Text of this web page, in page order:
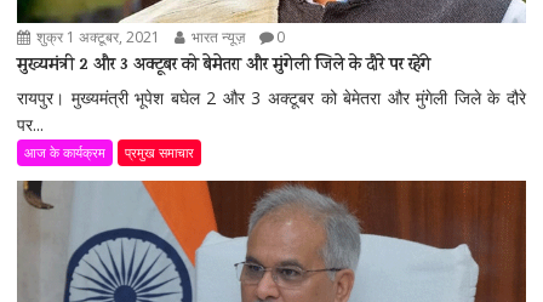
शुक्र 1 अक्टूबर, 2021 भारत न्यूज़ 0
मुख्यमंत्री 2 और 3 अक्टूबर को बेमेतरा और मुंगेली जिले के दौरे पर रहेंगे
रायपुर। मुख्यमंत्री भूपेश बघेल 2 और 3 अक्टूबर को बेमेतरा और मुंगेली जिले के दौरे
पर...
आज के कार्यक्रम प्रमुख समाचार